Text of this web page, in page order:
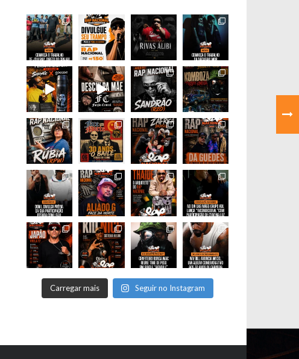
Carregar mais Seguir no Instagram